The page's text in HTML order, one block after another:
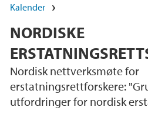
Kalender
NORDISKE
Nordisk nettverksmøte for
erstatningsrettforskere:
utfordringer for nordisk